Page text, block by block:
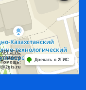
API 2ГИС
Помощь:
Доехать с 2ГИС